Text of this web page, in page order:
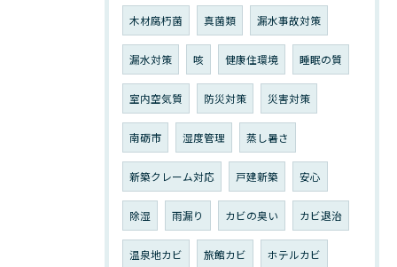
木材腐朽菌 真菌類 漏水事故対策
漏水対策 咳 健康住環境 睡眠の質
室内空気質 防災対策 災害対策
南砺市 湿度管理 蒸し暑さ
新築クレーム対応 戸建新築 安心
除湿 雨漏り カビの臭い カビ退治
温泉地カビ 旅館カビ ホテルカビ